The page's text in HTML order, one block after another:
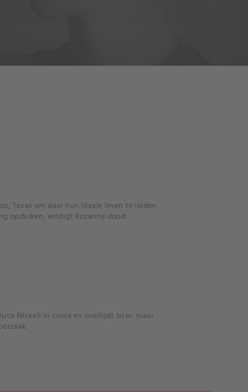
Texas om daar hun ideale leven te leiden.
opduiken, eindigt Rozanne dood.
Nickell in coma en overlijdt later, maar